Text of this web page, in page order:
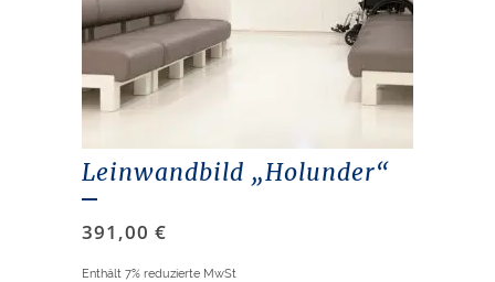
Leinwandbild „Holunder“
391,00 €
Enthält 7% reduzierte MwSt